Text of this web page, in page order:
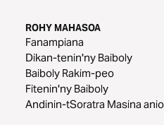
ROHY MAHASOA
Fanampiana
Dikan-tenin'ny Baiboly
Baiboly Rakim-peo
Fitenin'ny Baiboly
Andinin-tSoratra Masina anio